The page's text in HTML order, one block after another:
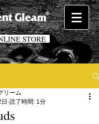
STORE
リーム
読了時間: 1分